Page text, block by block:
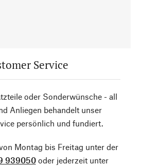
Service
oder Sonderwünsche - all
Anliegen behandelt unser
persönlich und fundiert.
Montag bis Freitag unter der
939050oder jederzeit unter